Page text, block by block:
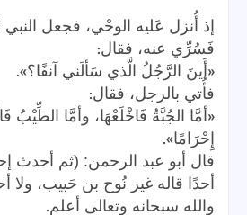
إذ أُنزل عَليه الوحْي، فجعل
فَسُرِّي عنه، فقال:
« أَينَ الرَّجُلُ الَّذي سَألَني آنفًا؟».
فأُتي بالرجل، فقال:
« أمَّا الجُبَّةُ فَاخْلَعْهَا، وأمَّا
إِحْرَامًا».
قال أبو عبد الرحمن: (ثم أحدث
أحدًا قاله غير نُوح بن حَبيب، ولا
والله سبحانه وتعالى أعلم.